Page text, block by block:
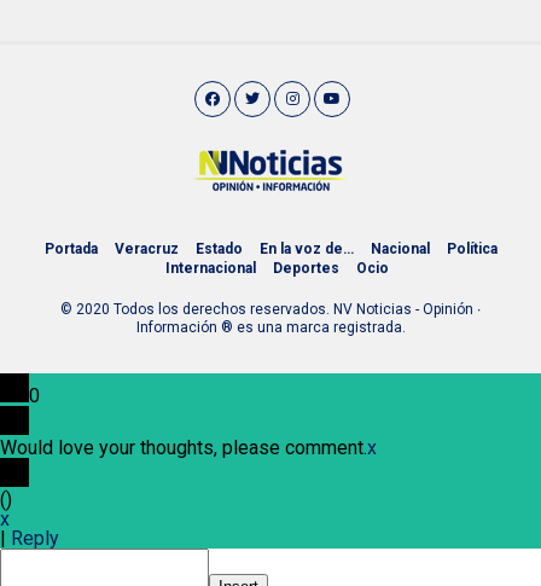
Portada Veracruz Estado En la voz de… Nacional
Política
Internacional
Deportes Ocio
© 2020 Todos los derechos reservados. NV Noticias - Opinión ∙
Información ® es una marca registrada.
0
Would love your thoughts, please comment.x
()
x
| Reply